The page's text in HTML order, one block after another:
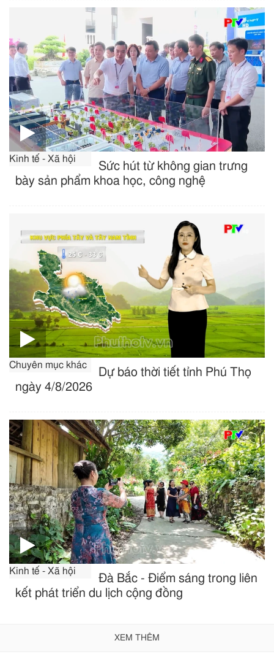
Kinh tế - Xã hội
Sức hút từ không gian trưng
bày sản phẩm khoa học, công nghệ
Chuyên mục khác
Dự báo thời tiết tỉnh Phú Thọ
ngày 4/8/2026
Kinh tế - Xã hội
Đà Bắc - Điểm sáng trong liên
kết phát triển du lịch cộng đồng
XEM THÊM